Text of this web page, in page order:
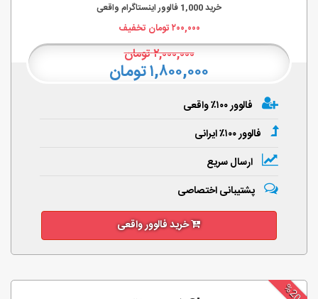
خرید1,000 فالوور اینستاگرام واقعی
۲۰۰,۰۰۰تومان تخفیف
۲,۰۰۰,۰۰۰تومان
۱,۸۰۰,۰۰۰ تومان
فالوور ۱۰۰٪ واقعی
فالوور ۱۰۰٪ ایرانی
ارسال سریع
پشتیبانی اختصاصی
خرید فالوور واقعی
%20